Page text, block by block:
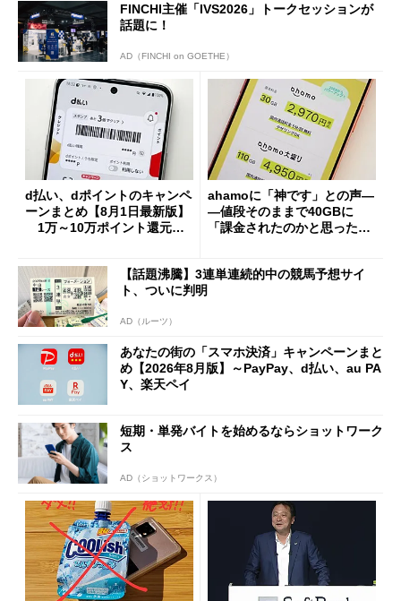
FINCHI主催「IVS2026」トークセッションが
話題に！
AD（FINCHI on GOETHE）
d払い、dポイントのキャンペ
ーンまとめ【8月1日最新版】
1万～10万ポイント還元の
ahamoに「神です」との声―
―値段そのままで40GBに
「課金されたのかと思った」
【話題沸騰】3連単連続的中の競馬予想サイ
ト、ついに判明
AD（ルーツ）
あなたの街の「スマホ決済」キャンペーンまと
め【2026年8月版】～PayPay、d払い、au PA
Y、楽天ペイ
短期・単発バイトを始めるならショットワーク
ス
AD（ショットワークス）